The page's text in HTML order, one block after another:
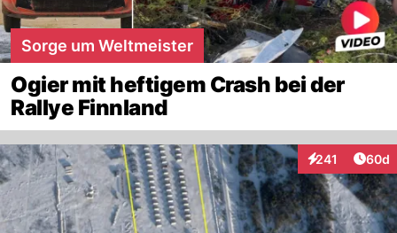
Sorge um Weltmeister
Ogier mit heftigem Crash bei der
Rallye Finnland
241
Interaktionen
60d